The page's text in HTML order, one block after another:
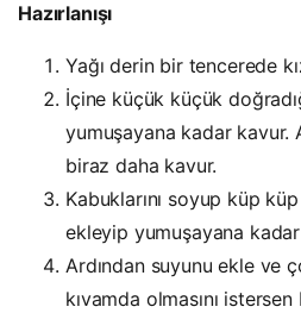
Hazırlanışı
Yağı derin bir tencerede
İçine küçük küçük
yumuşayana kadar kavur.
biraz daha kavur.
Kabuklarını soyup küp
ekleyip yumuşayana
Ardından suyunu ekle ve
kıvamda olmasını